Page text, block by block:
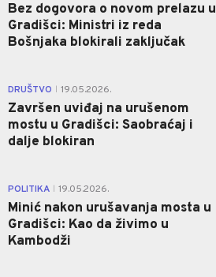
Bez dogovora o novom prelazu u
Gradišci: Ministri iz reda
Bošnjaka blokirali zaključak
DRUŠTVO 19.05.2026.
Završen uviđaj na urušenom
mostu u Gradišci: Saobraćaj i
dalje blokiran
POLITIKA 19.05.2026.
Minić nakon urušavanja mosta u
Gradišci: Kao da živimo u
Kambodži